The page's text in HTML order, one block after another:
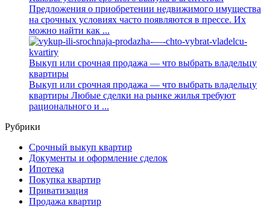
Предложения о приобретении недвижимого имущества
на срочных условиях часто появляются в прессе. Их
можно найти как ...
Выкуп или срочная продажа — что выбрать владельцу
квартиры
Выкуп или срочная продажа — что выбрать владельцу
квартиры Любые сделки на рынке жилья требуют
рационального и ...
Рубрики
Cрочный выкуп квартир
Документы и оформление сделок
Ипотека
Покупка квартир
Приватизация
Продажа квартир